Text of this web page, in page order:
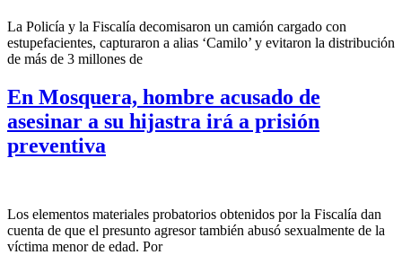
La Policía y la Fiscalía decomisaron un camión cargado con
estupefacientes, capturaron a alias ‘Camilo’ y evitaron la distribución
de más de 3 millones de
En Mosquera, hombre acusado de
asesinar a su hijastra irá a prisión
preventiva
Los elementos materiales probatorios obtenidos por la Fiscalía dan
cuenta de que el presunto agresor también abusó sexualmente de la
víctima menor de edad. Por